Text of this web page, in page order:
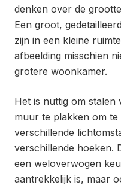
denken over de
Een groot,
zijn in een kleine
afbeelding misschien
grotere woonkamer.
Het is nuttig om
muur te plakken om
verschillende
verschillende hoeken.
een weloverwogen
aantrekkelijk is, maar